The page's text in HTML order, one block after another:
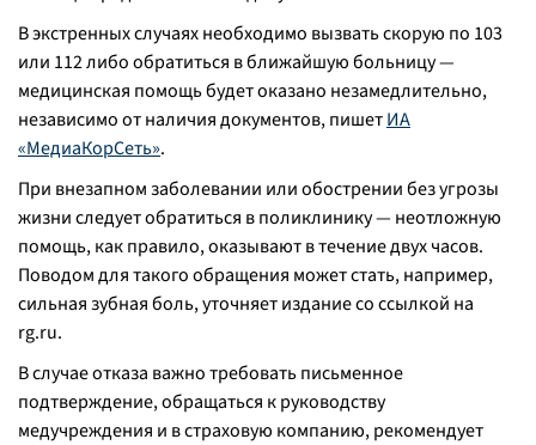
В экстренных случаях необходимо вызвать скорую по 103
или 112 либо обратиться в ближайшую больницу —
медицинская помощь будет оказано незамедлительно,
независимо от наличия документов, пишетИА
«МедиаКорСеть».
При внезапном заболевании или обострении без угрозы
жизни следует обратиться в поликлинику — неотложную
помощь, как правило, оказывают в течение двух часов.
Поводом для такого обращения может стать, например,
сильная зубная боль, уточняет издание со ссылкой на
rg.ru.
В случае отказа важно требовать письменное
подтверждение, обращаться к руководству
медучреждения и в страховую компанию, рекомендует